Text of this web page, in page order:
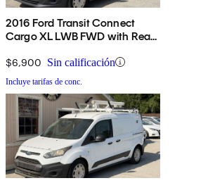
2016 Ford Transit Connect
Cargo XL LWB FWD with Rear
$6,900 Sin calificación
Incluye tarifas de conc.